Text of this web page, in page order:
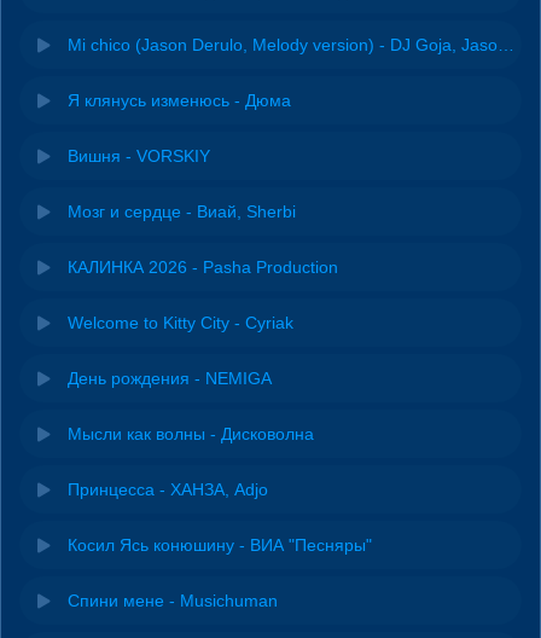
Я клянусь изменюсь - Дюма
Вишня - VORSKIY
Мозг и сердце - Виай, Sherbi
КАЛИНКА 2026 - Pasha Production
Welcome to Kitty City - Cyriak
День рождения - NEMIGA
Мысли как волны - Дисковолна
Принцесса - ХАНЗА, Adjo
Косил Ясь конюшину - ВИА "Песняры"
Спини мене - Musichuman